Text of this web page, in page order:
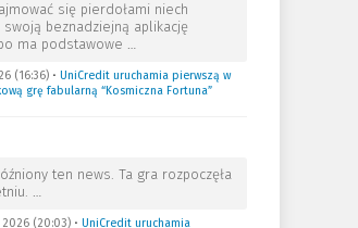
się pierdołami niech
swoją beznadziejną aplikację
ma podstawowe …
(16:36)• UniCredit uruchamia pierwszą w
grę fabularną “Kosmiczna Fortuna”
ten news. Ta gra rozpoczęła
…
(20:03)• UniCredit uruchamia